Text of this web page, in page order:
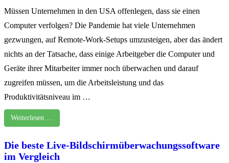
Müssen Unternehmen in den USA offenlegen, dass sie einen
Computer verfolgen? Die Pandemie hat viele Unternehmen
gezwungen, auf Remote-Work-Setups umzusteigen, aber das ändert
nichts an der Tatsache, dass einige Arbeitgeber die Computer und
Geräte ihrer Mitarbeiter immer noch überwachen und darauf
zugreifen müssen, um die Arbeitsleistung und das
Produktivitätsniveau im …
Weiterlesen …
Die beste Live-Bildschirmüberwachungssoftware
im Vergleich